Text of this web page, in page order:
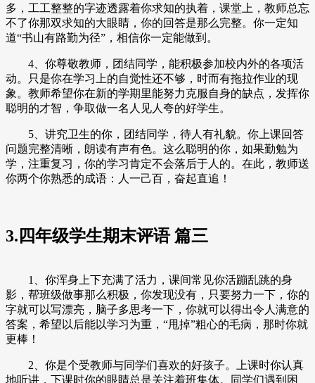
多，工工整整的字迹透露着你求知的执着，课堂上，教师总忘
不了你那双求知的大眼睛，你的回答是那么完整。你一定知
道“书山有路勤为径”，相信你一定能做到。
4、你尊敬教师，团结同学，能积极参加校内外的各项活
动。只是你在学习上的自觉性还不够，时而有拖拉作业的现
象。教师希望你在新的学期里能努力克服自身的缺点，发挥你
聪明的才智，争取做一名人见人夸的好学生。
5、讲究卫生的你，团结同学，待人有礼貌。你上课回答
问题完整清晰，朗读有声有色。这么聪明的你，如果勤勉为
学，注重复习，你的学习肯定不会落后于人的。在此，教师送
你两个你熟悉的成语：人一己百，奋起直追！
3.四年级学生期末评语 篇三
1、你浑身上下充满了活力，课间常见你活蹦乱跳的身
影，帮班级做事那么积极，你发现没有，只要努力一下，你的
字就可以写漂亮，脑子多思考一下，你就可以得出令人满意的
答案，希望以后能以学习为重，“甩掉”粗心的毛病，那时你就
更棒！
2、你是个受教师与同学们喜欢的好孩子。上课时你认真
地听讲，下课时你的眼睛总是关注着班集体。同学们遇到困